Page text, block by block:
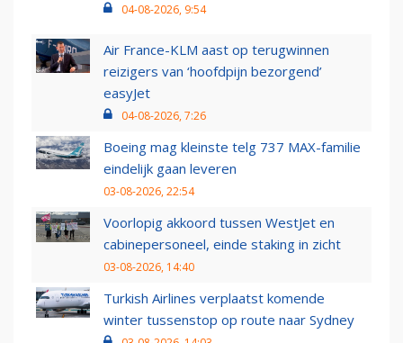
04-08-2026, 9:54
Air France-KLM aast op terugwinnen
reizigers van ‘hoofdpijn bezorgend’
easyJet
04-08-2026, 7:26
Boeing mag kleinste telg 737 MAX-familie
eindelijk gaan leveren
03-08-2026, 22:54
Voorlopig akkoord tussen WestJet en
cabinepersoneel, einde staking in zicht
03-08-2026, 14:40
Turkish Airlines verplaatst komende
winter tussenstop op route naar Sydney